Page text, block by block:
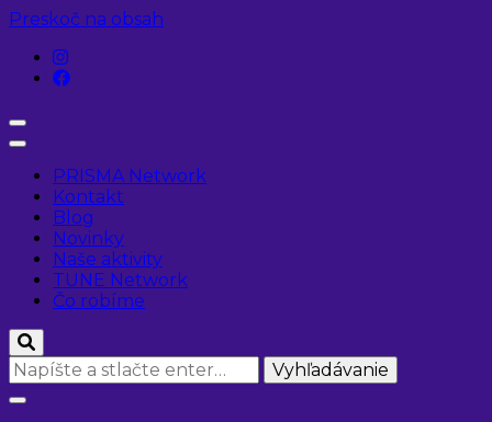
Preskoč na obsah
PRISMA Network
Kontakt
Blog
Novinky
Naše aktivity
TUNE Network
Čo robíme
Hľadáte
niečo?